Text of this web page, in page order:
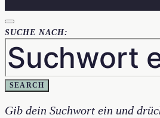
SUCHE NACH:
SEARCH
Gib dein Suchwort ein und